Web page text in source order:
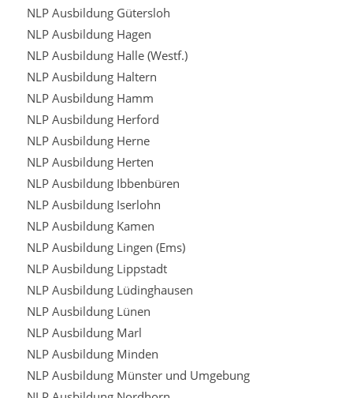
NLP Ausbildung Gütersloh
NLP Ausbildung Hagen
NLP Ausbildung Halle (Westf.)
NLP Ausbildung Haltern
NLP Ausbildung Hamm
NLP Ausbildung Herford
NLP Ausbildung Herne
NLP Ausbildung Herten
NLP Ausbildung Ibbenbüren
NLP Ausbildung Iserlohn
NLP Ausbildung Kamen
NLP Ausbildung Lingen (Ems)
NLP Ausbildung Lippstadt
NLP Ausbildung Lüdinghausen
NLP Ausbildung Lünen
NLP Ausbildung Marl
NLP Ausbildung Minden
NLP Ausbildung Münster und Umgebung